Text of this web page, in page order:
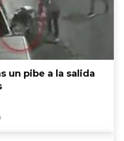
un pibe a la salida